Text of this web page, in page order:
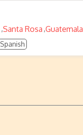
,Santa Rosa ,Guatemala
Spanish